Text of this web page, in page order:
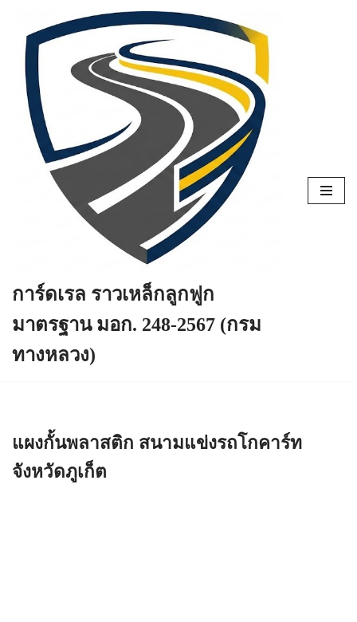
Skip
content
การ์ดเรล ราวเหล็กลูกฟูก
มาตรฐาน มอก. 248-2567 (กรม
ทางหลวง)
แผงกั้นพลาสติก สนามแข่งรถโกคาร์ท
จังหวัดภูเก็ต